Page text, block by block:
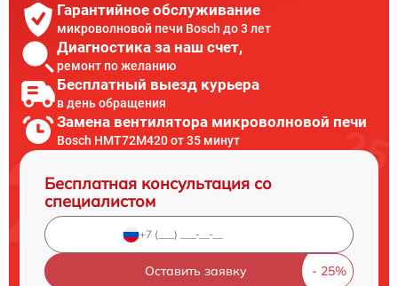
Гарантийное обслуживание
микроволновой печи Bosch до 3 лет
Диагностика за наш счет,
ремонт по желанию
Бесплатный выезд курьера
в день обращения
Замена вентилятора микроволновой печи
Bosch HMT72M420 от 35 минут
Бесплатная консультация со
специалистом
Оставить заявку